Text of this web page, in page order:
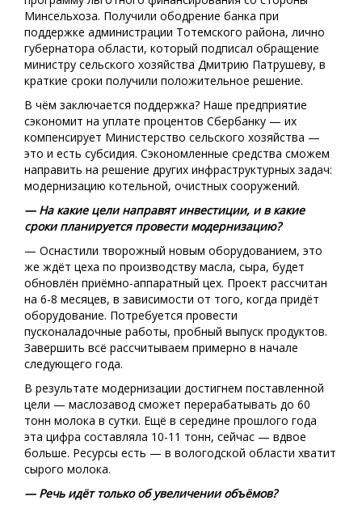
Минсельхоза. Получили ободрение банка при
поддержке администрации Тотемского района, лично
губернатора области, который подписал обращение
министру сельского хозяйства Дмитрию Патрушеву, в
краткие сроки получили положительное решение.
В чём заключается поддержка? Наше предприятие
сэкономит на уплате процентов Сбербанку — их
компенсирует Министерство сельского хозяйства —
это и есть субсидия. Сэкономленные средства сможем
направить на решение других инфраструктурных задач:
модернизацию котельной, очистных сооружений.
— На какие цели направят инвестиции, и в какие
сроки планируется провести модернизацию?
— Оснастили творожный новым оборудованием, это
же ждёт цеха по производству масла, сыра, будет
обновлён приёмно-аппаратный цех. Проект рассчитан
на 6-8 месяцев, в зависимости от того, когда придёт
оборудование. Потребуется провести
пусконаладочные работы, пробный выпуск продуктов.
Завершить всё рассчитываем примерно в начале
следующего года.
В результате модернизации достигнем поставленной
цели — маслозавод сможет перерабатывать до 60
тонн молока в сутки. Ещё в середине прошлого года
эта цифра составляла 10-11 тонн, сейчас — вдвое
больше. Ресурсы есть — в вологодской области хватит
сырого молока.
— Речь идёт только об увеличении объёмов?